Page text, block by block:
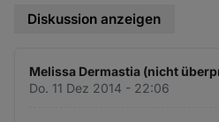
Diskussion anzeigen
Melissa Dermastia (nicht
Do. 11 Dez 2014 - 22:06